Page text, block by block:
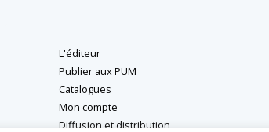
L'éditeur
Publier aux PUM
Catalogues
Mon compte
Diffusion et distribution